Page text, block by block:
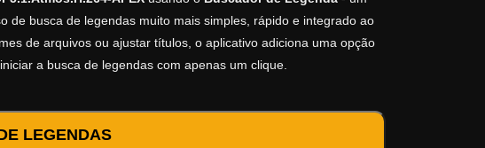
de busca de legendas muito mais simples, rápido e integrado ao
de arquivos ou ajustar títulos, o aplicativo adiciona uma opção
a busca de legendas com apenas um clique.
LEGENDAS